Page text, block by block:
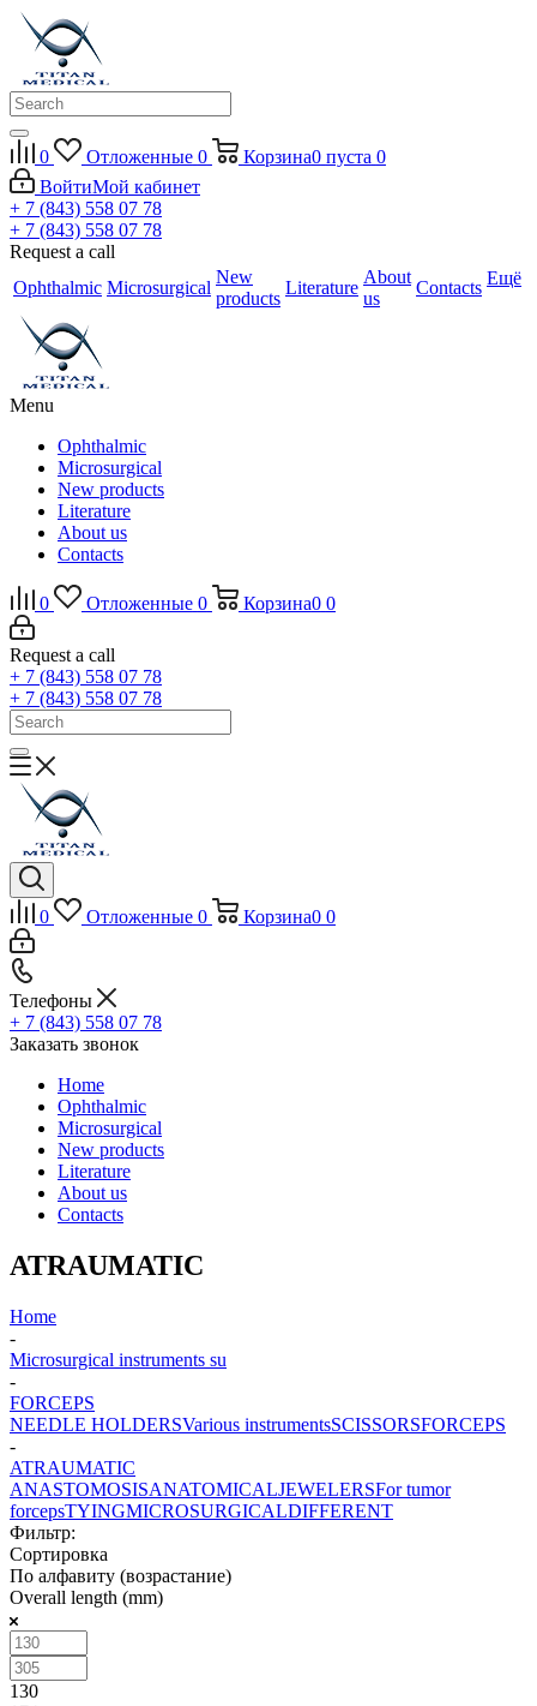
0 Отложенные 0 Корзина0 пуста 0
ВойтиМой кабинет
+ 7 (843) 558 07 78
+ 7 (843) 558 07 78
Request a call
Ophthalmic Microsurgical
New
products
Literature
About
us
Contacts Ещё
Menu
Ophthalmic
Microsurgical
New products
Literature
About us
Contacts
0 Отложенные 0 Корзина0 0
Request a call
+ 7 (843) 558 07 78
+ 7 (843) 558 07 78
0 Отложенные 0 Корзина0 0
Телефоны
+ 7 (843) 558 07 78
Заказать звонок
Home
Ophthalmic
Microsurgical
New products
Literature
About us
Contacts
ATRAUMATIC
Home
-
Microsurgical instruments su
-
FORCEPS
NEEDLE HOLDERSVarious instrumentsSCISSORSFORCEPS
-
ATRAUMATIC
ANASTOMOSISANATOMICALJEWELERSFor tumor
forcepsTYINGMICROSURGICALDIFFERENT
Фильтр:
Сортировка
По алфавиту (возрастание)
Overall length (mm)
130